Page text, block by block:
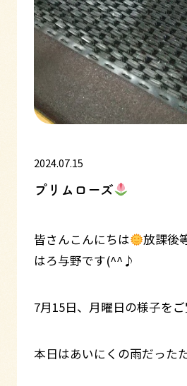
2024.07.15
プリムローズ
皆さんこんにちは
放課後
はろ与野です(^^♪
7月15日、月曜日の様子を
本日はあいにくの雨だった